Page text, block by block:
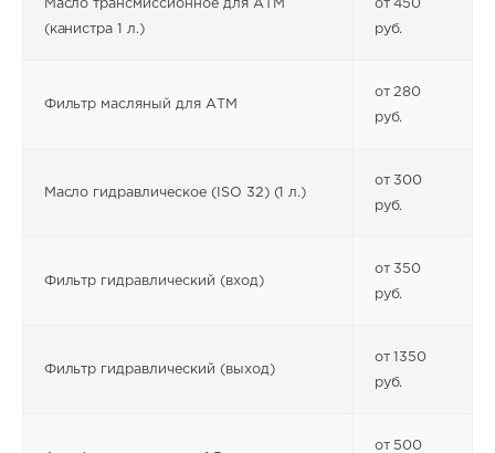
Масло трансмиссионное для АТМ
(канистра 1 л.)
от 450
руб.
Фильтр масляный для АТМ
от 280
руб.
Масло гидравлическое (ISO 32) (1 л.)
от 300
руб.
Фильтр гидравлический (вход)
от 350
руб.
Фильтр гидравлический (выход)
от 1350
руб.
от 500